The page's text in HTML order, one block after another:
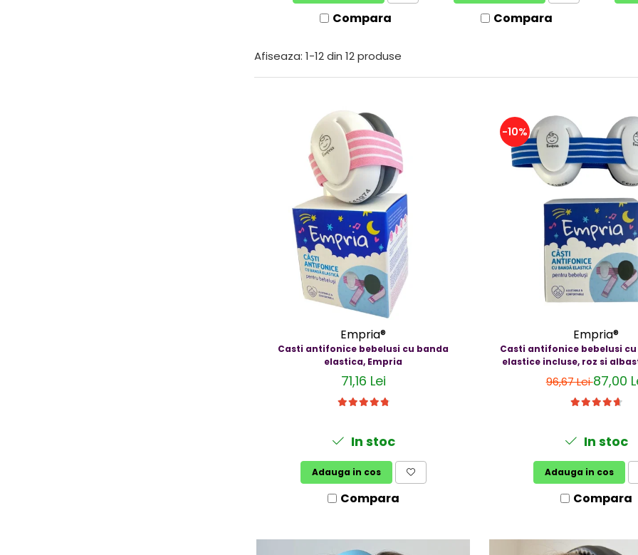
Compara Compara
Afiseaza: 1-12din 12 produse
Empria®
Casti antifonice bebelusi cu banda
elastica, Empria
71,16 Lei
In stoc
Adauga in cos
Compara
-10%
Empria®
Casti antifonice bebelusi
elastice incluse, roz si
96,67 Lei87,00
In stoc
Adauga in cos
Compara